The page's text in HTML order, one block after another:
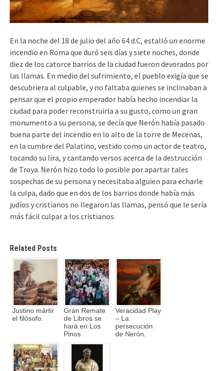
En la noche del 18 de julio del año 64 d.C, estalló un enorme
incendio en Roma que duró seis días y siete noches, donde
diez de los catorce barrios de la ciudad fueron devorados por
las llamas. En medio del sufrimiento, el pueblo exigía que se
descubriera al culpable, y no faltaba quienes se inclinaban a
pensar que el propio emperador había hecho incendiar la
ciudad para poder reconstruirla a su gusto, como un gran
monumento a su persona, se decía que Nerón había pasado
buena parte del incendio en lo alto de la torre de Mecenas,
en la cumbre del Palatino, vestido como un actor de teatro,
tocando su lira, y cantando versos acerca de la destrucción
de Troya. Nerón hizo todo lo posible por apartar tales
sospechas de su persona y necesitaba alguien para echarle
la culpa, dado que en dos de los barrios donde había más
judíos y cristianos no llegaron las llamas, pensó que le sería
más fácil culpar a los cristianos.
Related Posts
Justino mártir
el filósofo.
Gran Remate
de Libros se
hará en Los
Pinos
Veracidad Play
– La
persecución
de Nerón.